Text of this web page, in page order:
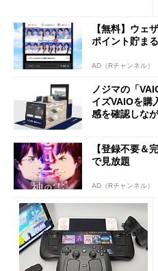
【無料】ウェ
ポイント貯まる
AD（Rチャンネル）
ノジマの「
イズVAIOを
感を確認しな
【登録不要＆
で見放題
AD（Rチャンネル）